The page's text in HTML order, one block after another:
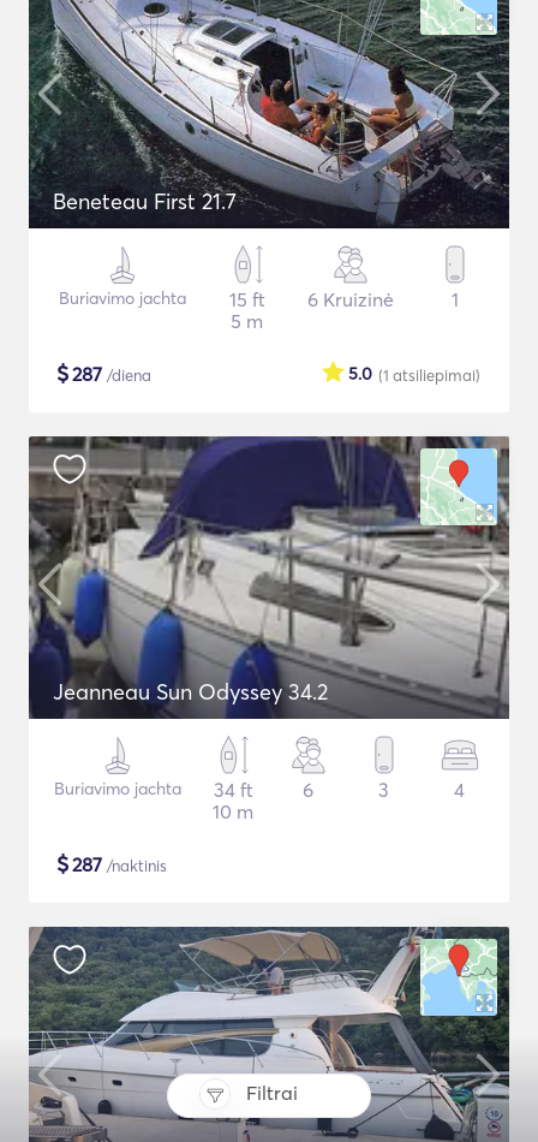
Filtrai
Beneteau First 21.7
Buriavimo jachta
15 ft
5 m
6 Kruizinė 1
$287 /diena (1 atsiliepimai)
5.0
Jeanneau Sun Odyssey 34.2
Buriavimo jachta
34 ft
10 m
6 3 4
$287 /naktinis